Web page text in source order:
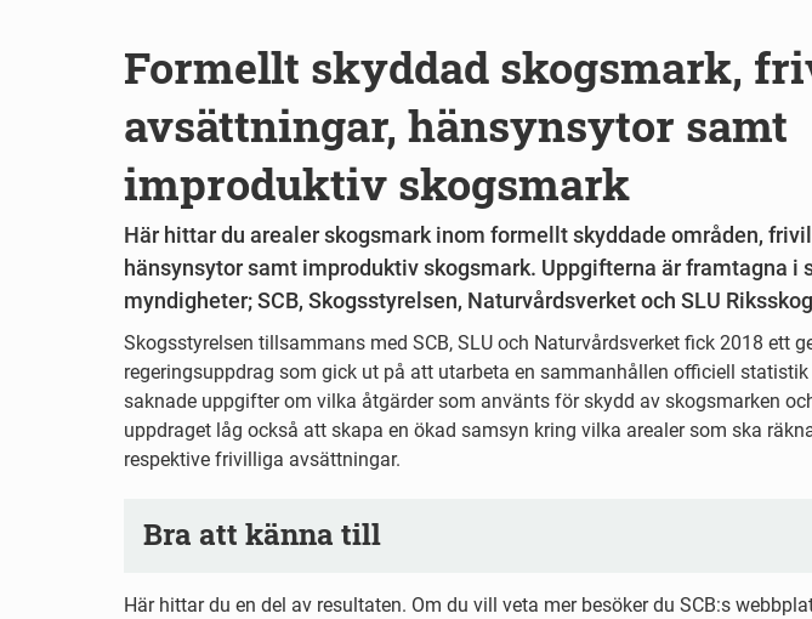
Formellt skyddad skogsmark,
avsättningar, hänsynsytor samt
improduktiv skogsmark
Här hittar du arealer skogsmark inom formellt skyddade områden,
hänsynsytor samt improduktiv skogsmark. Uppgifterna är framtagna i
myndigheter; SCB, Skogsstyrelsen, Naturvårdsverket och SLU
Skogsstyrelsen tillsammans med SCB, SLU och Naturvårdsverket fick 2018 ett
regeringsuppdrag som gick ut på att utarbeta en sammanhållen officiell
saknade uppgifter om vilka åtgärder som använts för skydd av skogsmarken
uppdraget låg också att skapa en ökad samsyn kring vilka arealer som ska
respektive frivilliga avsättningar.
Bra att känna till
Här hittar du en del av resultaten. Om du vill veta mer besöker du SCB:s